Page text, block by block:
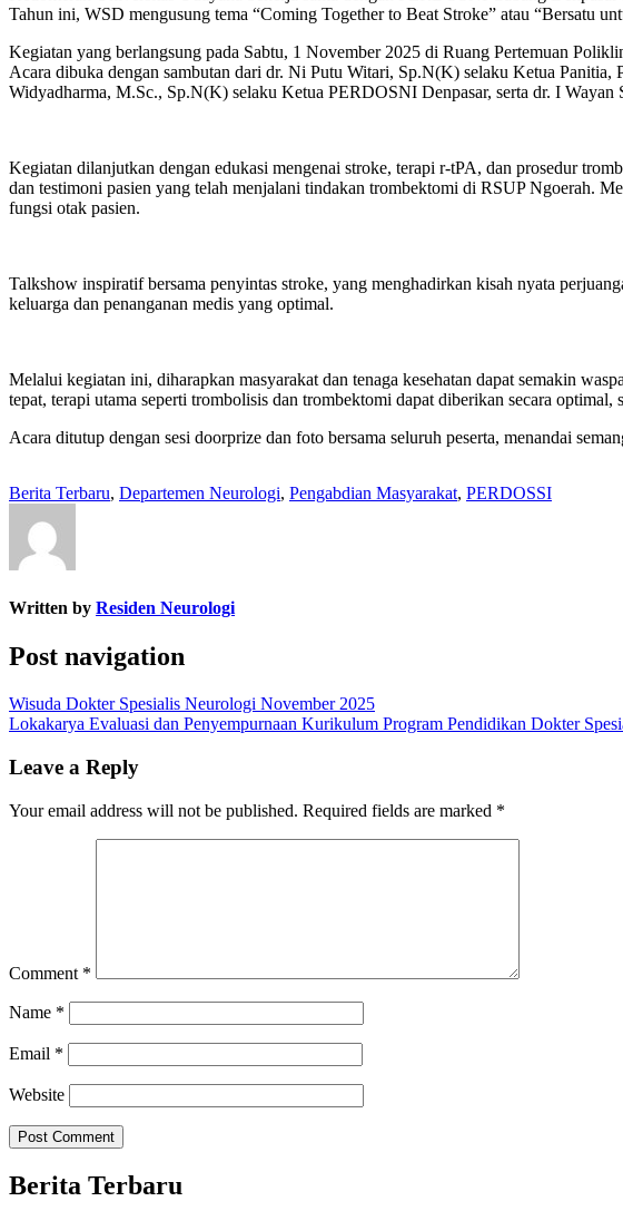
Tahun ini, WSD mengusung tema “Coming Together to Beat Stroke” atau “Bersatu
Kegiatan yang berlangsung pada Sabtu, 1 November 2025 di Ruang Pertemuan
Acara dibuka dengan sambutan dari dr. Ni Putu Witari, Sp.N(K) selaku Ketua
Widyadharma, M.Sc., Sp.N(K) selaku Ketua PERDOSNI Denpasar, serta dr. I
Kegiatan dilanjutkan dengan edukasi mengenai stroke, terapi r-tPA, dan prosedur
dan testimoni pasien yang telah menjalani tindakan trombektomi di RSUP Ngoerah.
fungsi otak pasien.
Talkshow inspiratif bersama penyintas stroke, yang menghadirkan kisah nyata
keluarga dan penanganan medis yang optimal.
Melalui kegiatan ini, diharapkan masyarakat dan tenaga kesehatan dapat semakin
tepat, terapi utama seperti trombolisis dan trombektomi dapat diberikan secara
Acara ditutup dengan sesi doorprize dan foto bersama seluruh peserta, menandai
Berita Terbaru, Departemen Neurologi, Pengabdian Masyarakat, PERDOSSI
Written by Residen Neurologi
Post navigation
Wisuda Dokter Spesialis Neurologi November 2025
Lokakarya Evaluasi dan Penyempurnaan Kurikulum Program Pendidikan Dokter
Leave a Reply
Your email address will not be published. Required fields are marked *
Comment *
Name *
Email *
Website
Berita Terbaru